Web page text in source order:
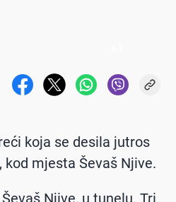
koja se desila jutros
mjesta Ševaš Njive.
Njive, u tunelu. Tri